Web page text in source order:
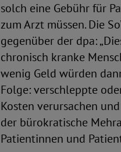
solch eine Gebühr für
zum Arzt müssen. Die
gegenüber der dpa:
chronisch kranke
wenig Geld würden
Folge: verschleppte
Kosten verursachen
der bürokratische
Patientinnen und